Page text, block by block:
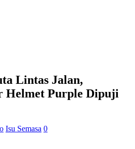
Lintas Jalan,
Helmet Purple Dipuji
Isu Semasa 0